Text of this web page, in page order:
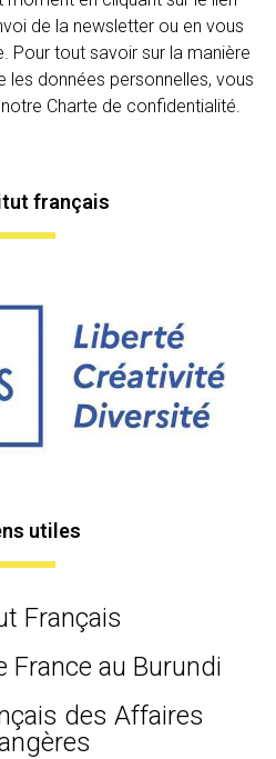
de la newsletter ou en vous
Pour tout savoir sur la manière
les données personnelles, vous
Charte de confidentialité.
français
utiles
Français
France au Burundi
des Affaires